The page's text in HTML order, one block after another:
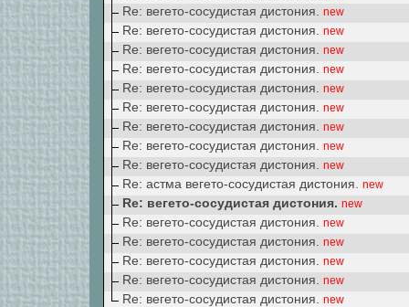
Re: вегето-сосудистая дистония. new
Re: вегето-сосудистая дистония. new
Re: вегето-сосудистая дистония. new
Re: вегето-сосудистая дистония. new
Re: вегето-сосудистая дистония. new
Re: вегето-сосудистая дистония. new
Re: вегето-сосудистая дистония. new
Re: вегето-сосудистая дистония. new
Re: вегето-сосудистая дистония. new
Re: астма вегето-сосудистая дистония. new
Re: вегето-сосудистая дистония. new
Re: вегето-сосудистая дистония. new
Re: вегето-сосудистая дистония. new
Re: вегето-сосудистая дистония. new
Re: вегето-сосудистая дистония. new
Re: вегето-сосудистая дистония. new